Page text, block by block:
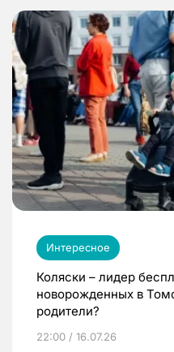
Интересное
Коляски – лидер
новорожденных в
родители?
22:00 / 16.07.26